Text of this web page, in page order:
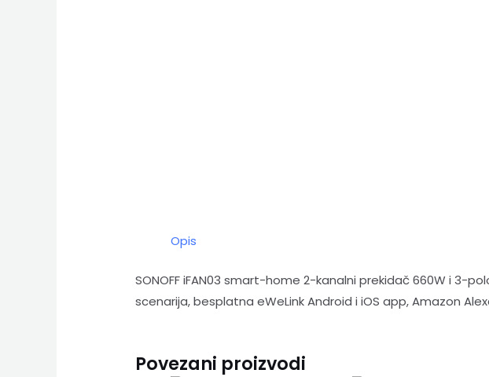
Opis
SONOFF iFAN03 smart-home 2-kanalni prekidač 660W i 3-
scenarija, besplatna eWeLink Android i iOS app, Amazon
Povezani proizvodi